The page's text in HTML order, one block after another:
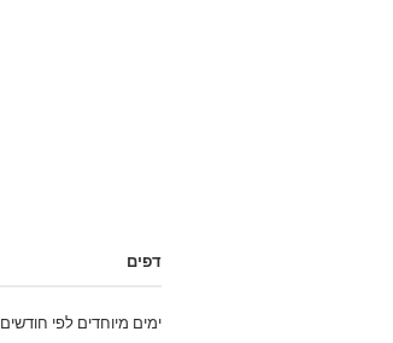
דפים
ימים מיוחדים לפי חודשים